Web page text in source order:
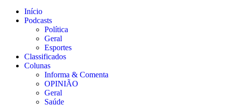
Início
Podcasts
Política
Geral
Esportes
Classificados
Colunas
Informa & Comenta
OPINIÃO
Geral
Saúde